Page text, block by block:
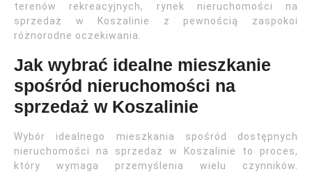
terenów rekreacyjnych, rynek nieruchomości na
sprzedaż w Koszalinie z pewnością zaspokoi
różnorodne oczekiwania.
Jak wybrać idealne mieszkanie
spośród nieruchomości na
sprzedaż w Koszalinie
Wybór idealnego mieszkania spośród dostępnych
nieruchomości na sprzedaż w Koszalinie to proces,
który wymaga przemyślenia wielu czynników.